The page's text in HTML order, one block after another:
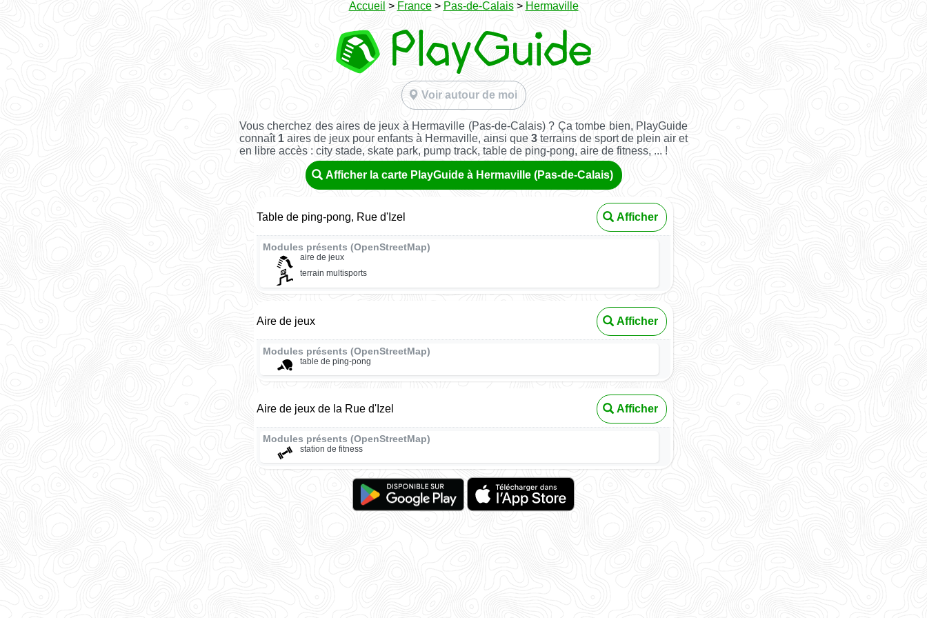
Accueil > France> Pas-de-Calais> Hermaville
Voir autour de moi
Vous cherchez des aires de jeux à Hermaville (Pas-de-Calais) ? Ça tombe bien, PlayGuide
connaît 1 aires de jeux pour enfants à Hermaville, ainsi que 3 terrains de sport de plein air et
en libre accès : city stade, skate park, pump track, table de ping-pong, aire de fitness, ... !
Afficher la carte PlayGuide à Hermaville (Pas-de-Calais)
Table de ping-pong, Rue d'Izel Afficher
Modules présents (OpenStreetMap)
aire de jeux
terrain multisports
Aire de jeux Afficher
Modules présents (OpenStreetMap)
table de ping-pong
Aire de jeux de la Rue d'Izel Afficher
Modules présents (OpenStreetMap)
station de fitness